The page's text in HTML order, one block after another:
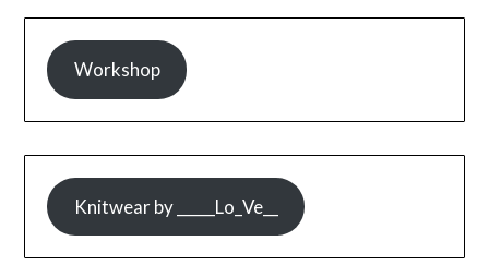
Workshop
Knitwear by _____Lo_Ve__